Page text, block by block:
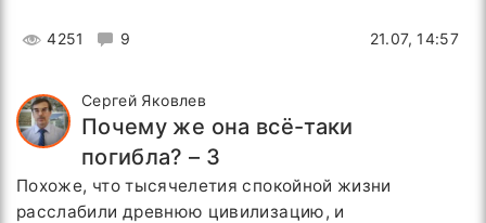
4251 9 21.07, 14:57
Сергей Яковлев
Почему же она всё-таки
погибла? – 3
Похоже, что тысячелетия спокойной жизни
расслабили древнюю цивилизацию, и